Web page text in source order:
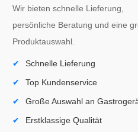
Wir bieten schnelle Lieferung,
persönliche Beratung und eine
Produktauswahl.
Schnelle Lieferung
Top Kundenservice
Große Auswahl an
Erstklassige Qualität